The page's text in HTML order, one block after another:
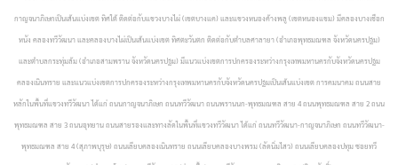
กาญจนาภิเษกเป็นเส้นแบ่งเขต ทิศใต้ ติดต่อกับแขวงบางไผ่ (เขตบางแค) และแขวงหนองค้างพลู (เขตหนองแขม) มีคลองบางเชือก
หนัง คลองทวีวัฒนา และคลองบางไผ่เป็นเส้นแบ่งเขต ทิศตะวันตก ติดต่อกับตำบลศาลายา (อำเภอพุทธมณฑล จังหวัดนครปฐม)
และตำบลกระทุ่มล้ม (อำเภอสามพราน จังหวัดนครปฐม) มีแนวแบ่งเขตการปกครองระหว่างกรุงเทพมหานครกับจังหวัดนครปฐม
คลองเนินทราย และแนวแบ่งเขตการปกครองระหว่างกรุงเทพมหานครกับจังหวัดนครปฐมเป็นเส้นแบ่งเขต การคมนาคม ถนนสาย
หลักในพื้นที่แขวงทวีวัฒนา ได้แก่ ถนนกาญจนาภิเษก ถนนทวีวัฒนา ถนนพรานนก-พุทธมณฑล สาย 4 ถนนพุทธมณฑล สาย 2 ถนน
พุทธมณฑล สาย 3 ถนนอุทยาน ถนนสายรองและทางลัดในพื้นที่แขวงทวีวัฒนา ได้แก่ ถนนทวีวัฒนา-กาญจนาภิเษก ถนนทวีวัฒนา-
พุทธมณฑล สาย 4 (สุภาพบุรุษ) ถนนเลียบคลองเนินทราย ถนนเลียบคลองบางพรม (ลัดนิ่มไสว) ถนนเลียบคลองปทุม ซอยทวี